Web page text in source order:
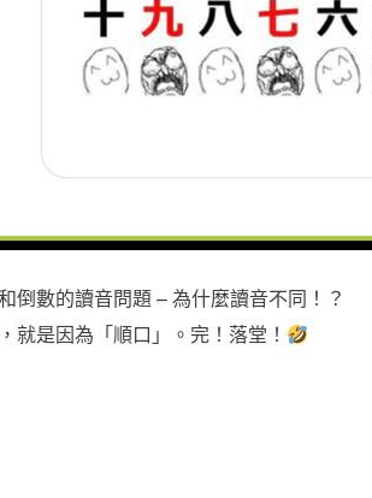
倒數的讀音問題 – 為什麼讀音不同！？
就是因為「順口」。完！落堂！